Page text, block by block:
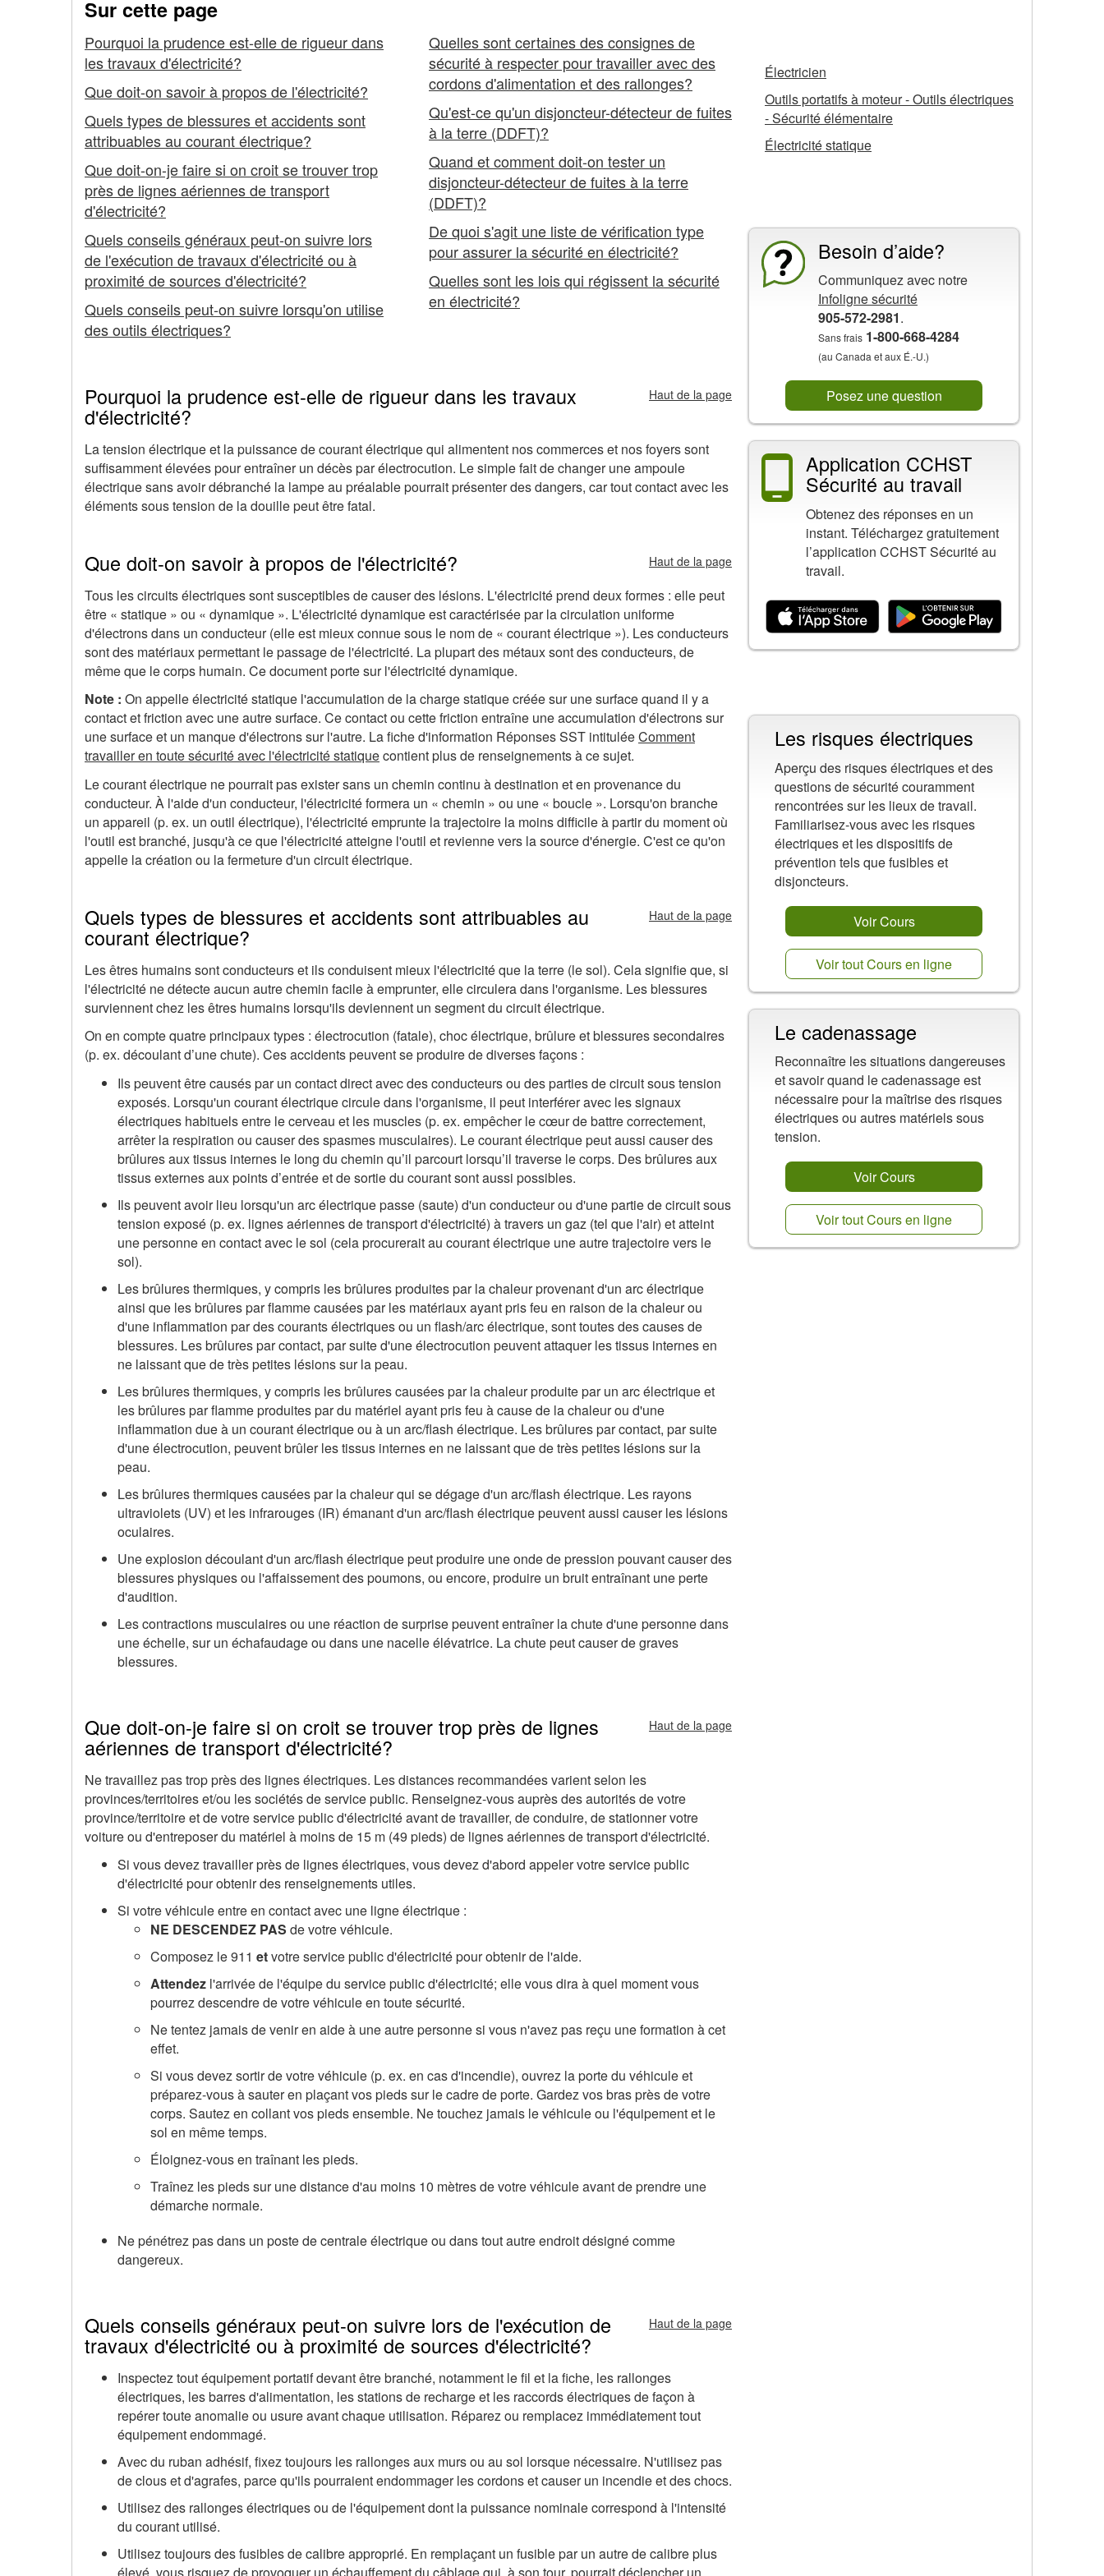
électricité
Information
Sur cette page
Pourquoi la prudence est-elle de rigueur dans
les travaux d'électricité?
Que doit-on savoir à propos de l'électricité?
Quels types de blessures et accidents sont
attribuables au courant électrique?
Que doit-on-je faire si on croit se trouver trop
près de lignes aériennes de transport
d'électricité?
Quels conseils généraux peut-on suivre lors
de l'exécution de travaux d'électricité ou à
proximité de sources d'électricité?
Quels conseils peut-on suivre lorsqu'on utilise
des outils électriques?
Quelles sont certaines des consignes de
sécurité à respecter pour travailler avec des
cordons d'alimentation et des rallonges?
Qu'est-ce qu'un disjoncteur-détecteur de fuites
à la terre (DDFT)?
Quand et comment doit-on tester un
disjoncteur-détecteur de fuites à la terre
(DDFT)?
De quoi s'agit une liste de vérification type
pour assurer la sécurité en électricité?
Quelles sont les lois qui régissent la sécurité
en électricité?
Pourquoi la prudence est-elle de rigueur dans les travaux
d'électricité?
Haut de la page
La tension électrique et la puissance de courant électrique qui alimentent nos commerces et nos foyers sont
suffisamment élevées pour entraîner un décès par électrocution. Le simple fait de changer une ampoule
électrique sans avoir débranché la lampe au préalable pourrait présenter des dangers, car tout contact avec les
éléments sous tension de la douille peut être fatal.
Que doit-on savoir à propos de l'électricité? Haut de la page
Tous les circuits électriques sont susceptibles de causer des lésions. L'électricité prend deux formes : elle peut
être « statique » ou « dynamique ». L'électricité dynamique est caractérisée par la circulation uniforme
d'électrons dans un conducteur (elle est mieux connue sous le nom de « courant électrique »). Les conducteurs
sont des matériaux permettant le passage de l'électricité. La plupart des métaux sont des conducteurs, de
même que le corps humain. Ce document porte sur l'électricité dynamique.
Note : On appelle électricité statique l'accumulation de la charge statique créée sur une surface quand il y a
contact et friction avec une autre surface. Ce contact ou cette friction entraîne une accumulation d'électrons sur
une surface et un manque d'électrons sur l'autre. La fiche d'information Réponses SST intituléeComment
travailler en toute sécurité avec l'électricité statiquecontient plus de renseignements à ce sujet.
Le courant électrique ne pourrait pas exister sans un chemin continu à destination et en provenance du
conducteur. À l'aide d'un conducteur, l'électricité formera un « chemin » ou une « boucle ». Lorsqu'on branche
un appareil (p. ex. un outil électrique), l'électricité emprunte la trajectoire la moins difficile à partir du moment où
l'outil est branché, jusqu'à ce que l'électricité atteigne l'outil et revienne vers la source d'énergie. C'est ce qu'on
appelle la création ou la fermeture d'un circuit électrique.
Quels types de blessures et accidents sont attribuables au
courant électrique?
Haut de la page
Les êtres humains sont conducteurs et ils conduisent mieux l'électricité que la terre (le sol). Cela signifie que, si
l'électricité ne détecte aucun autre chemin facile à emprunter, elle circulera dans l'organisme. Les blessures
surviennent chez les êtres humains lorsqu'ils deviennent un segment du circuit électrique.
On en compte quatre principaux types : électrocution (fatale), choc électrique, brûlure et blessures secondaires
(p. ex. découlant d’une chute). Ces accidents peuvent se produire de diverses façons :
Ils peuvent être causés par un contact direct avec des conducteurs ou des parties de circuit sous tension
exposés. Lorsqu'un courant électrique circule dans l'organisme, il peut interférer avec les signaux
électriques habituels entre le cerveau et les muscles (p. ex. empêcher le cœur de battre correctement,
arrêter la respiration ou causer des spasmes musculaires). Le courant électrique peut aussi causer des
brûlures aux tissus internes le long du chemin qu’il parcourt lorsqu’il traverse le corps. Des brûlures aux
tissus externes aux points d’entrée et de sortie du courant sont aussi possibles.
Ils peuvent avoir lieu lorsqu'un arc électrique passe (saute) d'un conducteur ou d'une partie de circuit sous
tension exposé (p. ex. lignes aériennes de transport d'électricité) à travers un gaz (tel que l'air) et atteint
une personne en contact avec le sol (cela procurerait au courant électrique une autre trajectoire vers le
sol).
Les brûlures thermiques, y compris les brûlures produites par la chaleur provenant d'un arc électrique
ainsi que les brûlures par flamme causées par les matériaux ayant pris feu en raison de la chaleur ou
d'une inflammation par des courants électriques ou un flash/arc électrique, sont toutes des causes de
blessures. Les brûlures par contact, par suite d'une électrocution peuvent attaquer les tissus internes en
ne laissant que de très petites lésions sur la peau.
Les brûlures thermiques, y compris les brûlures causées par la chaleur produite par un arc électrique et
les brûlures par flamme produites par du matériel ayant pris feu à cause de la chaleur ou d'une
inflammation due à un courant électrique ou à un arc/flash électrique. Les brûlures par contact, par suite
d'une électrocution, peuvent brûler les tissus internes en ne laissant que de très petites lésions sur la
peau.
Les brûlures thermiques causées par la chaleur qui se dégage d'un arc/flash électrique. Les rayons
ultraviolets (UV) et les infrarouges (IR) émanant d'un arc/flash électrique peuvent aussi causer les lésions
oculaires.
Une explosion découlant d'un arc/flash électrique peut produire une onde de pression pouvant causer des
blessures physiques ou l'affaissement des poumons, ou encore, produire un bruit entraînant une perte
d'audition.
Les contractions musculaires ou une réaction de surprise peuvent entraîner la chute d'une personne dans
une échelle, sur un échafaudage ou dans une nacelle élévatrice. La chute peut causer de graves
blessures.
Que doit-on-je faire si on croit se trouver trop près de lignes
aériennes de transport d'électricité?
Haut de la page
Ne travaillez pas trop près des lignes électriques. Les distances recommandées varient selon les
provinces/territoires et/ou les sociétés de service public. Renseignez-vous auprès des autorités de votre
province/territoire et de votre service public d'électricité avant de travailler, de conduire, de stationner votre
voiture ou d'entreposer du matériel à moins de 15 m (49 pieds) de lignes aériennes de transport d'électricité.
Si vous devez travailler près de lignes électriques, vous devez d'abord appeler votre service public
d'électricité pour obtenir des renseignements utiles.
Si votre véhicule entre en contact avec une ligne électrique :
NE DESCENDEZ PAS de votre véhicule.
Composez le 911 etvotre service public d'électricité pour obtenir de l'aide.
Attendez l'arrivée de l'équipe du service public d'électricité; elle vous dira à quel moment vous
pourrez descendre de votre véhicule en toute sécurité.
Ne tentez jamais de venir en aide à une autre personne si vous n'avez pas reçu une formation à cet
effet.
Si vous devez sortir de votre véhicule (p. ex. en cas d'incendie), ouvrez la porte du véhicule et
préparez-vous à sauter en plaçant vos pieds sur le cadre de porte. Gardez vos bras près de votre
corps. Sautez en collant vos pieds ensemble. Ne touchez jamais le véhicule ou l'équipement et le
sol en même temps.
Éloignez-vous en traînant les pieds.
Traînez les pieds sur une distance d'au moins 10 mètres de votre véhicule avant de prendre une
démarche normale.
Ne pénétrez pas dans un poste de centrale électrique ou dans tout autre endroit désigné comme
dangereux.
Quels conseils généraux peut-on suivre lors de l'exécution de
travaux d'électricité ou à proximité de sources d'électricité?
Haut de la page
Inspectez tout équipement portatif devant être branché, notamment le fil et la fiche, les rallonges
électriques, les barres d'alimentation, les stations de recharge et les raccords électriques de façon à
repérer toute anomalie ou usure avant chaque utilisation. Réparez ou remplacez immédiatement tout
équipement endommagé.
Avec du ruban adhésif, fixez toujours les rallonges aux murs ou au sol lorsque nécessaire. N'utilisez pas
de clous et d'agrafes, parce qu'ils pourraient endommager les cordons et causer un incendie et des chocs.
Utilisez des rallonges électriques ou de l'équipement dont la puissance nominale correspond à l'intensité
du courant utilisé.
Utilisez toujours des fusibles de calibre approprié. En remplaçant un fusible par un autre de calibre plus
Électricien
Outils portatifs à moteur - Outils électriques
- Sécurité élémentaire
Électricité statique
Besoin d’aide?
Communiquez avec notre
Infoligne sécurité
905-572-2981.
Sans frais 1-800-668-4284
(au Canada et aux É.-U.)
Posez une question
Application CCHST
Sécurité au travail
Obtenez des réponses en un
instant. Téléchargez gratuitement
l’application CCHST Sécurité au
travail.
Les risques électriques
Aperçu des risques électriques et des
questions de sécurité couramment
rencontrées sur les lieux de travail.
Familiarisez-vous avec les risques
électriques et les dispositifs de
prévention tels que fusibles et
disjoncteurs.
Voir Cours
Voir tout Cours en ligne
Le cadenassage
Reconnaître les situations dangereuses
et savoir quand le cadenassage est
nécessaire pour la maîtrise des risques
électriques ou autres matériels sous
tension.
Voir Cours
Voir tout Cours en ligne